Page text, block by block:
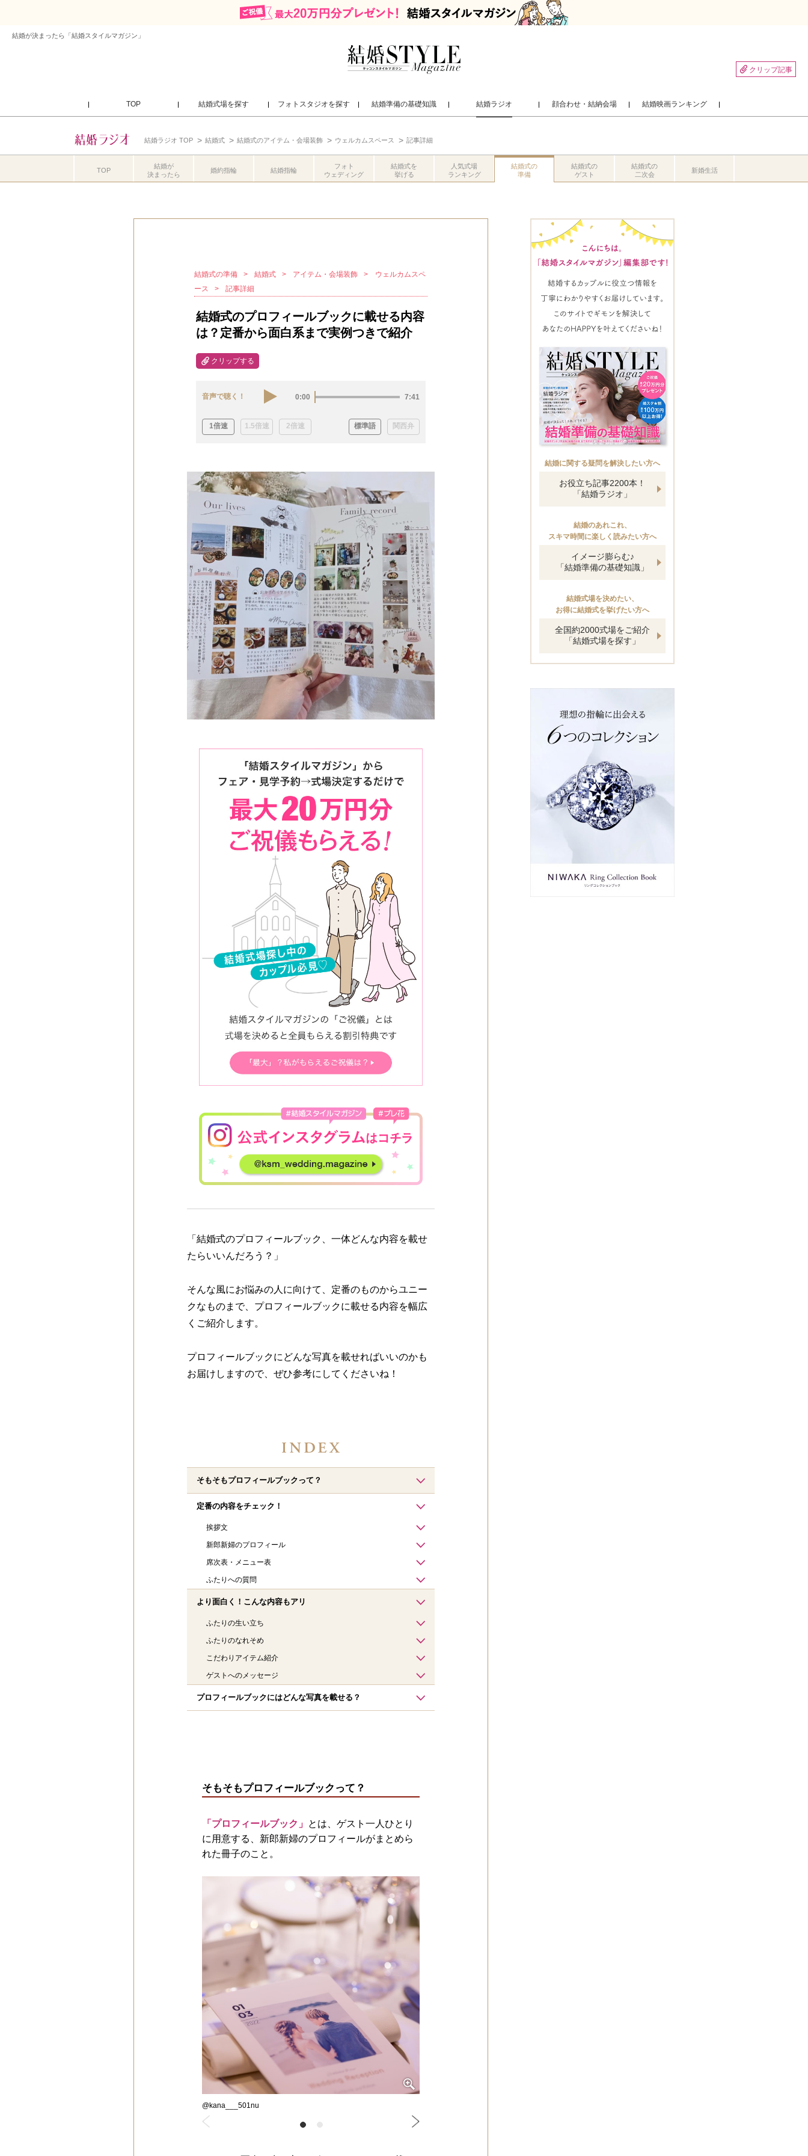
結婚が決まったら「結婚スタイルマガジン」
クリップ記事
TOP 結婚式場を探す フォトスタジオを探す 結婚準備の基礎知識 結婚ラジオ 顔合わせ・結納会場 結婚映画ランキング
結婚ラジオ TOP 結婚式 結婚式のアイテム・会場装飾 ウェルカムスペース 記事詳細
TOP
結婚が
決まったら
婚約指輪 結婚指輪
フォト
ウェディング
結婚式を
挙げる
人気式場
ランキング
結婚式の
準備
結婚式の
ゲスト
結婚式の
二次会
新婚生活
結婚式の準備 結婚式 アイテム・会場装飾
ウェルカムスペ
ース
記事詳細
結婚式のプロフィールブックに載せる内容
は？定番から面白系まで実例つきで紹介
クリップする
音声で聴く！ 0:00 7:41
1倍速 1.5倍速 2倍速 標準語 関西弁
「結婚式のプロフィールブック、一体どんな内容を載せ
たらいいんだろう？」
そんな風にお悩みの人に向けて、定番のものからユニー
クなものまで、プロフィールブックに載せる内容を幅広
くご紹介します。
プロフィールブックにどんな写真を載せればいいのかも
お届けしますので、ぜひ参考にしてくださいね！
そもそもプロフィールブックって？
定番の内容をチェック！
挨拶文
新郎新婦のプロフィール
席次表・メニュー表
ふたりへの質問
より面白く！こんな内容もアリ
ふたりの生い立ち
ふたりのなれそめ
こだわりアイテム紹介
ゲストへのメッセージ
プロフィールブックにはどんな写真を載せる？
そもそもプロフィールブックって？
「プロフィールブック」
とは、ゲスト一人ひとり
に用意する、新郎新婦のプロフィールがまとめら
れた冊子のこと。
@kana___501nu
結婚に関する疑問を解決したい方へ
お役立ち記事2200本！
「結婚ラジオ」
結婚のあれこれ、
スキマ時間に楽しく読みたい方へ
イメージ膨らむ♪
「結婚準備の基礎知識」
結婚式場を決めたい、
お得に結婚式を挙げたい方へ
全国約2000式場をご紹介
「結婚式場を探す」